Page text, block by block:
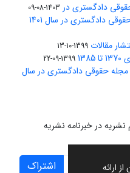
ارائه
دادگستری در 1403-08-09
دادگستری در سال 1401
مقالات 1399-10-13
1399-09-22
مجله حقوقی دادگستری در سال
نشریه در خبرنامه نشریه
اشتراک